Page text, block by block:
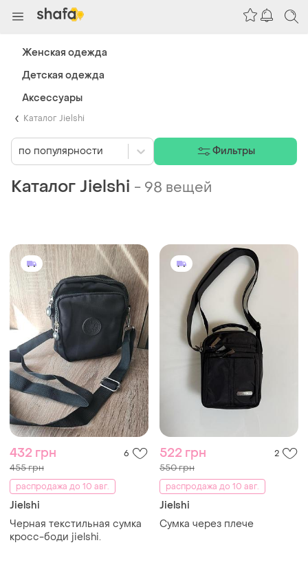
Каталог Jielshi
Каталог Jielshi - 98 вещей
432 грн 6
455 грн
распродажа до 10 авг.
Jielshi
Черная текстильная сумка
кросс-боди jielshi.
522 грн 2
550 грн
распродажа до 10 авг.
Jielshi
Сумка через плече
по популярности Фильтры
Женская одежда
Детская одежда
Аксессуары